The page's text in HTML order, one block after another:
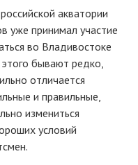
акватории
уже принимал участие
во Владивостоке
бывают редко,
отличается
и правильные,
измениться
условий